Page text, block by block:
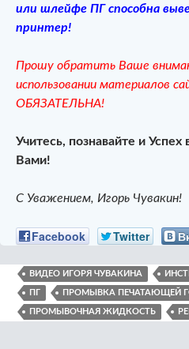
или шлейфе ПГ способна
принтер!
Прошу обратить Ваше
использовании материалов
ОБЯЗАТЕЛЬНА!
Учитесь, познавайте и Успех
Вами!
С Уважением, Игорь Чувакин!
Facebook Twitter
ВИДЕО ИГОРЯ ЧУВАКИНА
ПГ ПРОМЫВКА ПЕЧАТАЮЩЕЙ
ПРОМЫВОЧНАЯ ЖИДКОСТЬ